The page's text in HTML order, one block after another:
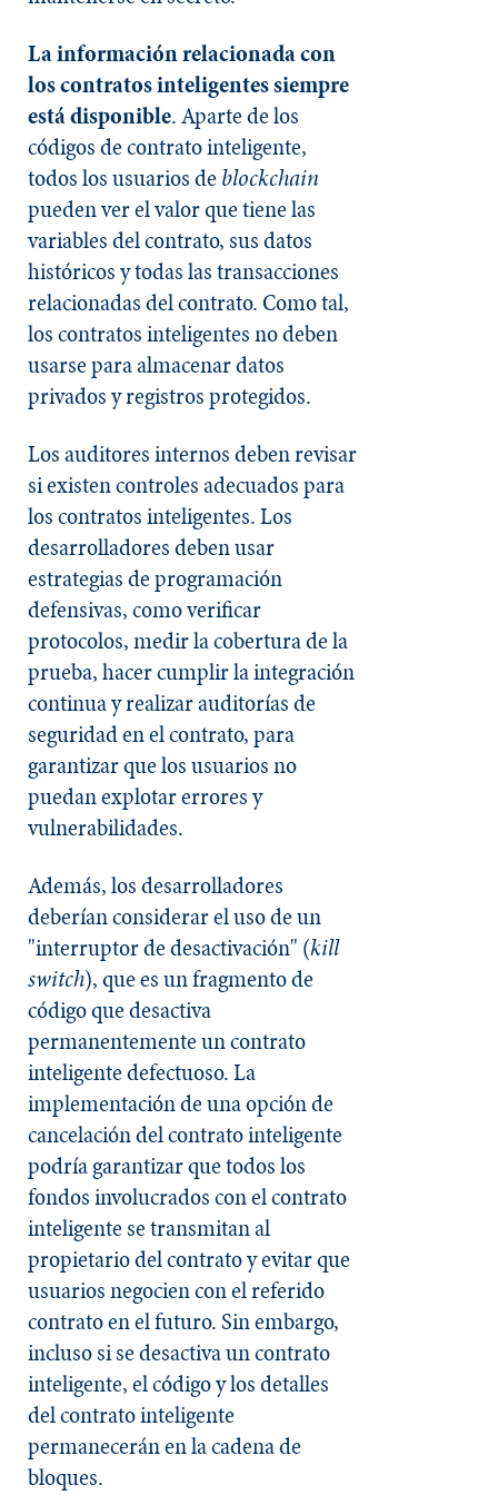
La información relacionada con
los contratos inteligentes siempre
está disponible. Aparte de los
códigos de contrato inteligente,
todos los usuarios deblockchain
pueden ver el valor que tiene las
variables del contrato, sus datos
históricos y todas las transacciones
relacionadas del contrato. Como tal,
los contratos inteligentes no deben
usarse para almacenar datos
privados y registros protegidos.
Los auditores internos deben revisar
si existen controles adecuados para
los contratos inteligentes. Los
desarrolladores deben usar
estrategias de programación
defensivas, como verificar
protocolos, medir la cobertura de la
prueba, hacer cumplir la integración
continua y realizar auditorías de
seguridad en el contrato, para
garantizar que los usuarios no
puedan explotar errores y
vulnerabilidades.
Además, los desarrolladores
deberían considerar el uso de un
"interruptor de desactivación" (kill
switch), que es un fragmento de
código que desactiva
permanentemente un contrato
inteligente defectuoso. La
implementación de una opción de
cancelación del contrato inteligente
podría garantizar que todos los
fondos involucrados con el contrato
inteligente se transmitan al
propietario del contrato y evitar que
usuarios negocien con el referido
contrato en el futuro. Sin embargo,
incluso si se desactiva un contrato
inteligente, el código y los detalles
del contrato inteligente
permanecerán en la cadena de
bloques.